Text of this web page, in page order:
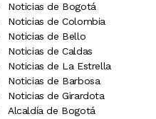
Noticias de Bogotá
Noticias de Colombia
Noticias de Bello
Noticias de Caldas
Noticias de La Estrella
Noticias de Barbosa
Noticias de Girardota
Alcaldía de Bogotá